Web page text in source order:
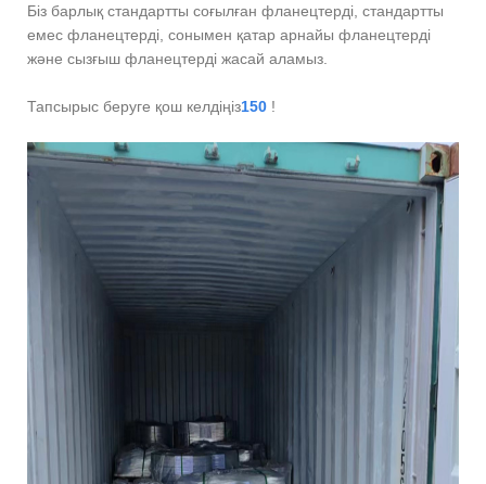
Біз барлық стандартты соғылған фланецтерді, стандартты
емес фланецтерді, сонымен қатар арнайы фланецтерді
және сызғыш фланецтерді жасай аламыз.
Тапсырыс беруге қош келдіңіз150 !